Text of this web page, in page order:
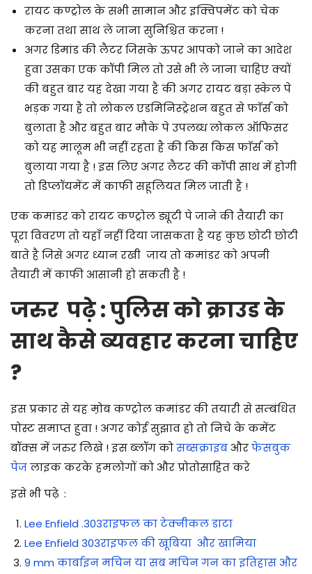
रायट कण्ट्रोल के सभी सामान और इक्विपमेंट को चेक
करना तथा साथ ले जाना सुनिश्चित करना !
अगर डिमांड की लैटर जिसके ऊपर आपको जाने का आदेश
हुवा उसका एक कॉपी मिल तो उसे भी ले जाना चाहिए क्यों
की बहुत बार यह देखा गया है की अगर रायट बड़ा स्केल पे
भड़क गया है तो लोकल एडमिनिस्ट्रेशन बहुत से फाॅर्स को
बुलाता है और बहुत बार मौके पे उपलब्ध लोकल ऑफिसर
को यह मालूम भी नहीं रहता है की किस किस फाॅर्स को
बुलाया गया है ! इस लिए अगर लैटर की कॉपी साथ में होगी
तो डिप्लॉयमेंट में काफी सहूलियत मिल जाती है !
एक कमांडर को रायट कण्ट्रोल ड्यूटी पे जाने की तैयारी का
पूरा विवरण तो यहाँ नहीं दिया जासकता है यह कुछ छोटी छोटी
बाते है जिसे अगर ध्यान रखी जाय तो कमांडर को अपनी
तैयारी में काफी आसानी हो सकती है !
जरुर पढ़े :पुलिस को क्राउड के
साथ कैसे ब्यवहार करना चाहिए
?
इस प्रकार से यह म़ोब कण्ट्रोल कमांडर की तयारी से सम्बंधित
पोस्ट समाप्त हुवा ! अगर कोई सुझाव हो तो निचे के कमेंट
बॉक्स में जरुर लिखे ! इस ब्लॉग कोसब्सक्राइबऔरफेसबुक
पेजलाइक करके हमलोगों को और प्रोतोसाहित करे
इसे भी पढ़े :
Lee Enfield .303राइफल का टेक्नीकल डाटा
Lee Enfield 303राइफल की खूबिया और खामिया
9 mm कार्बाइन मचिन या सब मचिन गन का इतिहास और